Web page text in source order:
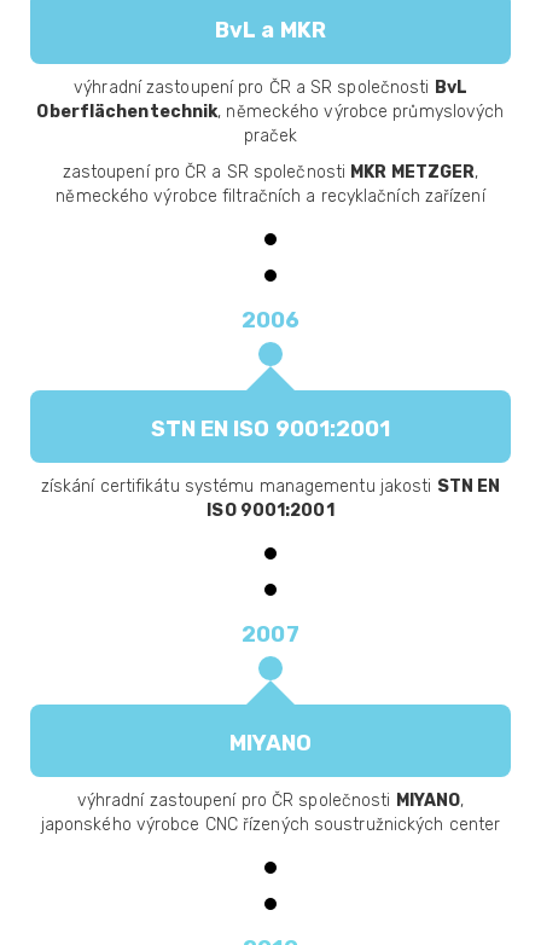
BvL a MKR
výhradní zastoupení pro ČR a SR společnosti BvL
Oberflächentechnik, německého výrobce průmyslových
praček
zastoupení pro ČR a SR společnosti MKR METZGER,
německého výrobce filtračních a recyklačních zařízení
2006
STN EN ISO 9001:2001
získání certifikátu systému managementu jakosti STN EN
ISO 9001:2001
2007
MIYANO
výhradní zastoupení pro ČR společnosti MIYANO,
japonského výrobce CNC řízených soustružnických center